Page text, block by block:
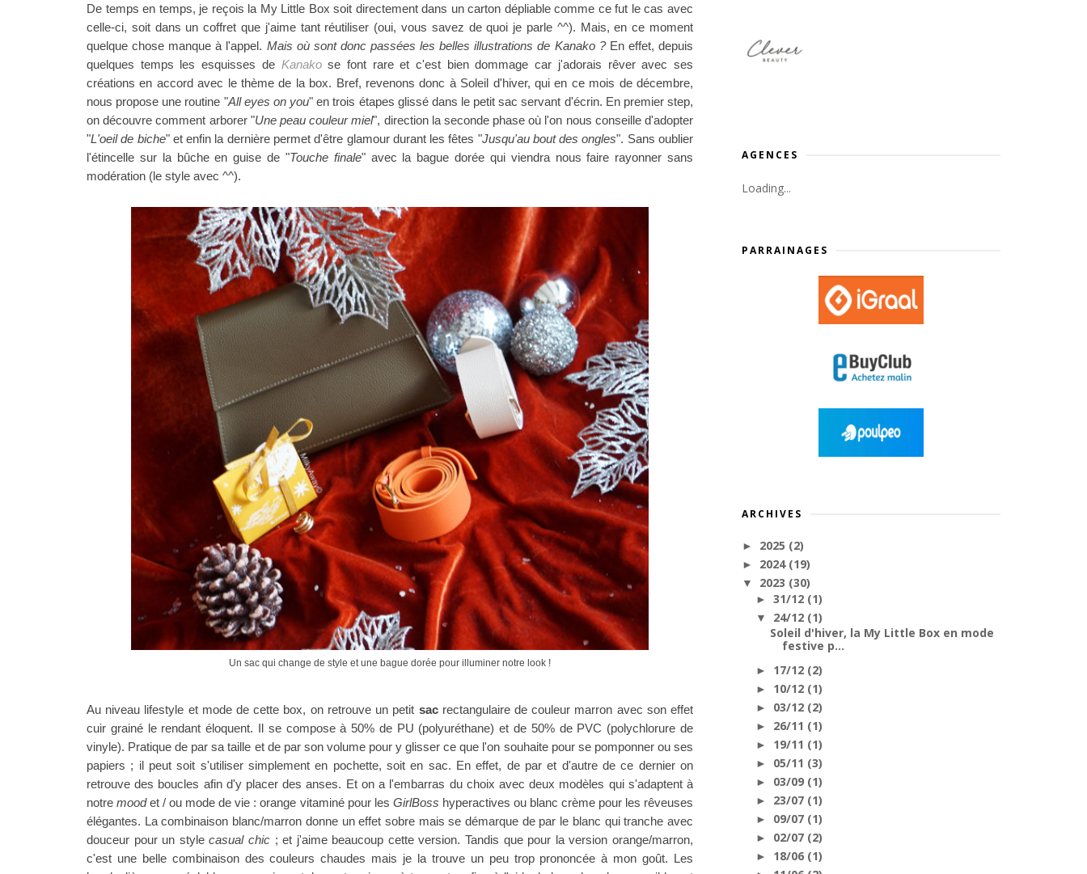
De temps en temps, je reçois la My Little Box soit directement dans un carton dépliable comme ce fut le cas avec
celle-ci, soit dans un coffret que j'aime tant réutiliser (oui, vous savez de quoi je parle ^^). Mais, en ce moment
quelque chose manque à l'appel. Mais où sont donc passées les belles illustrations de Kanako ?En effet, depuis
quelques temps les esquisses de Kanakose font rare et c'est bien dommage car j'adorais rêver avec ses
créations en accord avec le thème de la box. Bref, revenons donc à Soleil d'hiver, qui en ce mois de décembre,
nous propose une routine "All eyes on you" en trois étapes glissé dans le petit sac servant d'écrin. En premier step,
on découvre comment arborer "Une peau couleur miel", direction la seconde phase où l'on nous conseille d'adopter
"L'oeil de biche" et enfin la dernière permet d'être glamour durant les fêtes "Jusqu'au bout des ongles". Sans oublier
l'étincelle sur la bûche en guise de "Touche finale" avec la bague dorée qui viendra nous faire rayonner sans
modération (le style avec ^^).
Un sac qui change de style et une bague dorée pour illuminer notre look !
Au niveau lifestyle et mode de cette box, on retrouve un petit sacrectangulaire de couleur marron avec soneffet
cuir grainé le rendant éloquent. Il se compose à 50% de PU (polyuréthane) et de 50% de PVC (polychlorure de
vinyle). Pratique de par sa taille et de par son volume pour y glisser ce que l'on souhaite pour se pomponner ou ses
papiers ; il peut soit s'utiliser simplement en pochette, soit en sac. En effet, de par et d'autre de ce dernier on
retrouve des boucles afin d'y placer des anses. Et on a l'embarras du choix avec deux modèles qui s'adaptent à
notremoodet / ou mode de vie : orange vitaminé pour les GirlBoss hyperactives ou blanc crème pour les rêveuses
élégantes. La combinaison blanc/marron donne un effet sobre mais se démarque de par le blanc qui tranche avec
douceur pour un stylecasual chic; et j'aime beaucoup cette version. Tandis que pour la version orange/marron,
c'est une belle combinaison des couleurs chaudes mais je la trouve un peu trop prononcée à mon goût. Les
AGENCES
Loading...
PARRAINAGES
ARCHIVES
► 2025 (2)
► 2024 (19)
▼ 2023 (30)
► 31/12 (1)
▼ 24/12 (1)
Soleil d'hiver, la My Little Box en mode
festive p...
► 17/12 (2)
► 10/12 (1)
► 03/12 (2)
► 26/11 (1)
► 19/11 (1)
► 05/11 (3)
► 03/09 (1)
► 23/07 (1)
► 09/07 (1)
► 02/07 (2)
► 18/06 (1)